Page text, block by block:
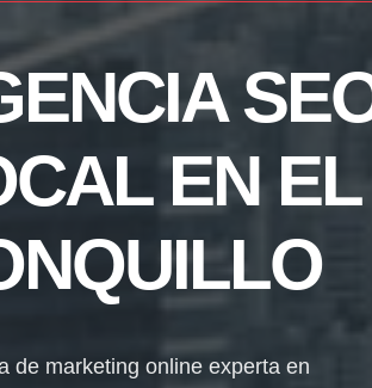
EN EL
de marketing online experta en